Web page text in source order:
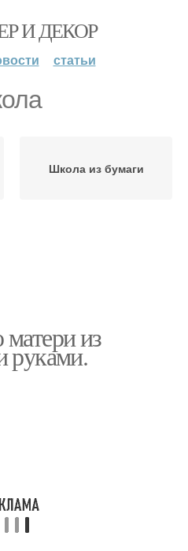
И ДЕКОР
статьи
Школа из бумаги
из
руками.